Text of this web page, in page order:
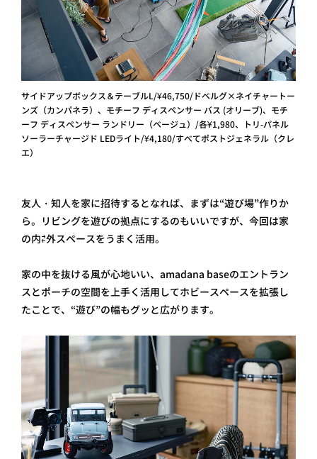
サイドアップボックス＆テーブルL/¥46,750/ドベルグ×ネイチャートー
ンズ（カンパネラ）、モチーフ ディスペンサー バス (オリーブ)、モチ
ーフ ディスペンサー ランドリー（ベージュ）/各¥1,980、トリ-パネル
ソーラーチャージド LEDライト/¥4,180/すべてポストジェネラル（クレ
エ）
友人・知人を家に招待するとなれば、まずは“遊び場”作りか
ら。リビングを遊びの拠点にするのもいいですが、今回は家
の内⇄外スペースをうまく活用。
家の中を抜ける風が心地いい、amadana baseのエントラン
スとポーチの空間を上手く活用してホビースペースを拡張し
たことで、“遊び”の幅もグッと広がります。